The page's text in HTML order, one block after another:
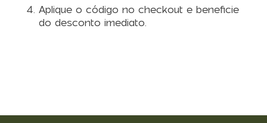
Aplique o código no checkout e beneficie
do desconto imediato.